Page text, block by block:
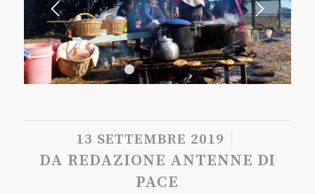
1 2 3 4 5 6
13 SETTEMBRE 2019
/
DA REDAZIONE ANTENNE DI
PACE